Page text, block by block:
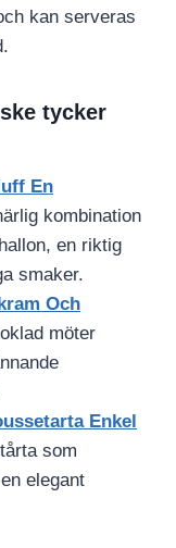
kan serveras
tycker
En
kombination
en riktig
smaker.
Och
möter
Enkel
som
elegant